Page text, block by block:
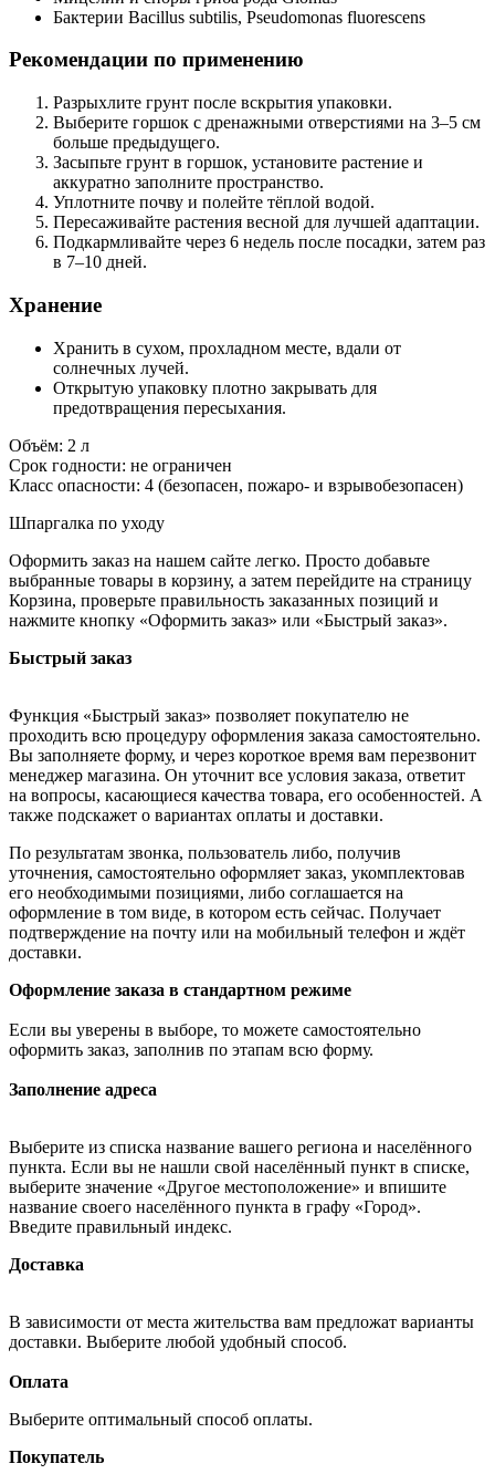
Бактерии Bacillus subtilis, Pseudomonas fluorescens
Рекомендации по применению
Разрыхлите грунт после вскрытия упаковки.
Выберите горшок с дренажными отверстиями на 3–5 см
больше предыдущего.
Засыпьте грунт в горшок, установите растение и
аккуратно заполните пространство.
Уплотните почву и полейте тёплой водой.
Пересаживайте растения весной для лучшей адаптации.
Подкармливайте через 6 недель после посадки, затем раз
в 7–10 дней.
Хранение
Хранить в сухом, прохладном месте, вдали от
солнечных лучей.
Открытую упаковку плотно закрывать для
предотвращения пересыхания.
Объём: 2 л
Срок годности: не ограничен
Класс опасности: 4 (безопасен, пожаро- и взрывобезопасен)
Шпаргалка по уходу
Оформить заказ на нашем сайте легко. Просто добавьте
выбранные товары в корзину, а затем перейдите на страницу
Корзина, проверьте правильность заказанных позиций и
нажмите кнопку «Оформить заказ» или «Быстрый заказ».
Быстрый заказ
Функция «Быстрый заказ» позволяет покупателю не
проходить всю процедуру оформления заказа самостоятельно.
Вы заполняете форму, и через короткое время вам перезвонит
менеджер магазина. Он уточнит все условия заказа, ответит
на вопросы, касающиеся качества товара, его особенностей. А
также подскажет о вариантах оплаты и доставки.
По результатам звонка, пользователь либо, получив
уточнения, самостоятельно оформляет заказ, укомплектовав
его необходимыми позициями, либо соглашается на
оформление в том виде, в котором есть сейчас. Получает
подтверждение на почту или на мобильный телефон и ждёт
доставки.
Оформление заказа в стандартном режиме
Если вы уверены в выборе, то можете самостоятельно
оформить заказ, заполнив по этапам всю форму.
Заполнение адреса
Выберите из списка название вашего региона и населённого
пункта. Если вы не нашли свой населённый пункт в списке,
выберите значение «Другое местоположение» и впишите
название своего населённого пункта в графу «Город».
Введите правильный индекс.
Доставка
В зависимости от места жительства вам предложат варианты
доставки. Выберите любой удобный способ.
Оплата
Выберите оптимальный способ оплаты.
Покупатель